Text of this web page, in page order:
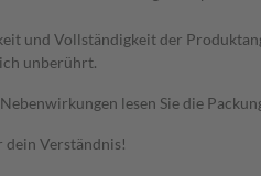
und Vollständigkeit der
unberührt.
lesen Sie die
Verständnis!